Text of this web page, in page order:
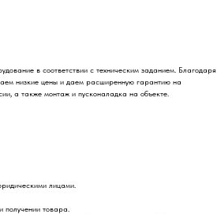
в соответствии с техническим заданием. Благодаря
низкие цены и даем расширенную гарантию на
а также монтаж и пусконаладка на объекте.
лицами.
товара.